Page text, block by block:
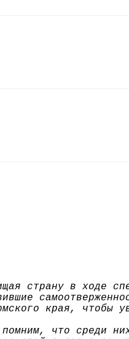
страну в ходе
края, чтобы
что среди